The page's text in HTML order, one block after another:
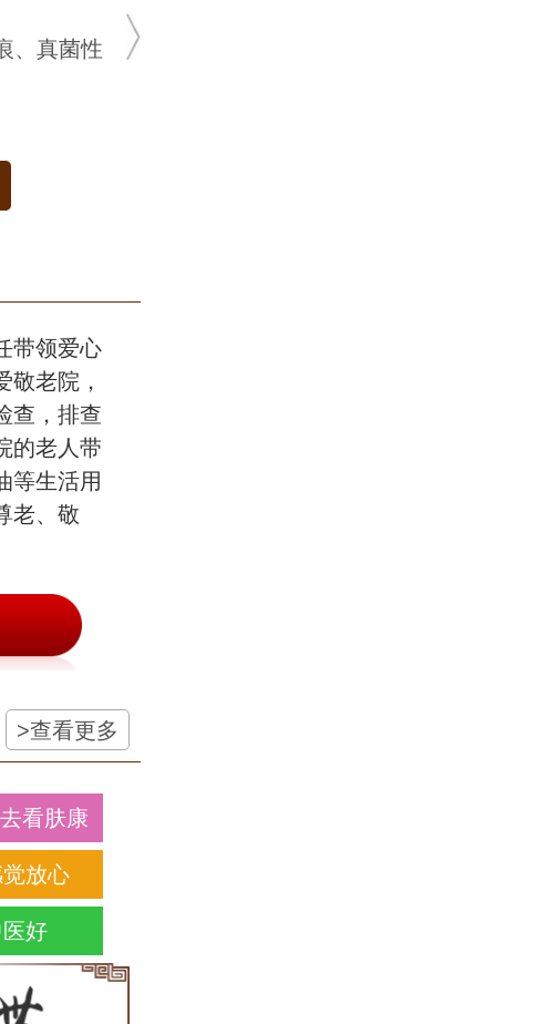
、真菌性
带领爱心
敬老院，
查，排查
的老人带
等生活用
老、敬
>查看更多
看肤康
放心
好